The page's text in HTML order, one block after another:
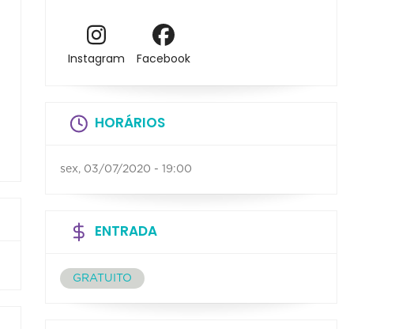
Instagram Facebook
HORÁRIOS
sex, 03/07/2020 - 19:00
ENTRADA
GRATUITO